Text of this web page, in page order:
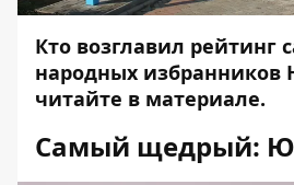
Кто возглавил рейтинг
народных избранников
читайте в материале.
Самый щедрый: